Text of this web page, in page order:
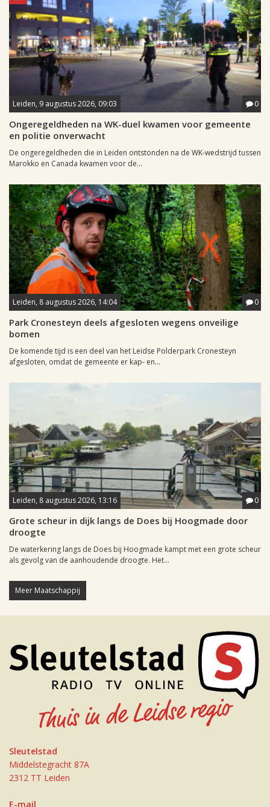
Leiden, 9 augustus 2026, 09:03 0
Ongeregeldheden na WK-duel kwamen voor gemeente
en politie onverwacht
De ongeregeldheden die in Leiden ontstonden na de WK-wedstrijd tussen
Marokko en Canada kwamen voor de...
Leiden, 8 augustus 2026, 14:04 0
Park Cronesteyn deels afgesloten wegens onveilige
bomen
De komende tijd is een deel van het Leidse Polderpark Cronesteyn
afgesloten, omdat de gemeente er kap- en...
Leiden, 8 augustus 2026, 13:16 0
Grote scheur in dijk langs de Does bij Hoogmade door
droogte
De waterkering langs de Does bij Hoogmade kampt met een grote scheur
als gevolg van de aanhoudende droogte. Het...
Meer Maatschappij
Sleutelstad
Middelstegracht 87A
2312 TT Leiden
E-mail